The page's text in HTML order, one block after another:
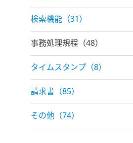
検索機能（31）
事務処理規程（48）
タイムスタンプ（8）
請求書（85）
その他（74）